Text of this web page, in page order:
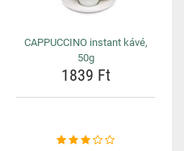
CAPPUCCINO instant kávé,
50g
1839 Ft